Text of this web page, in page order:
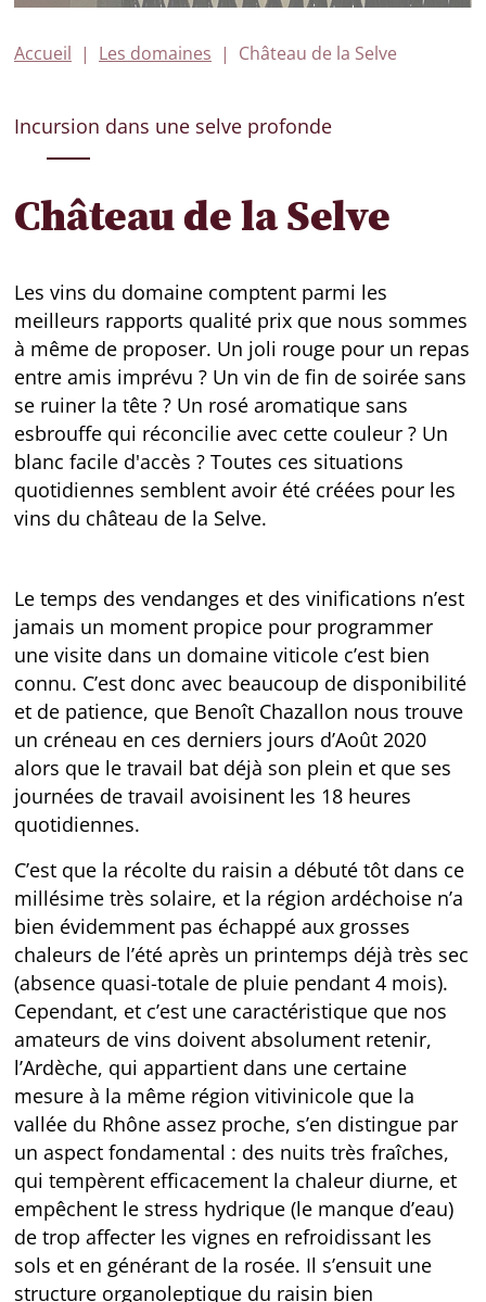
Accueil Les domaines Château de la Selve
Incursion dans une selve profonde
Château de la Selve
Les vins du domaine comptent parmi les
meilleurs rapports qualité prix que nous sommes
à même de proposer. Un joli rouge pour un repas
entre amis imprévu ? Un vin de fin de soirée sans
se ruiner la tête ? Un rosé aromatique sans
esbrouffe qui réconcilie avec cette couleur ? Un
blanc facile d'accès ? Toutes ces situations
quotidiennes semblent avoir été créées pour les
vins du château de la Selve.
Le temps des vendanges et des vinifications n’est
jamais un moment propice pour programmer
une visite dans un domaine viticole c’est bien
connu. C’est donc avec beaucoup de disponibilité
et de patience, que Benoît Chazallon nous trouve
un créneau en ces derniers jours d’Août 2020
alors que le travail bat déjà son plein et que ses
journées de travail avoisinent les 18 heures
quotidiennes.
C’est que la récolte du raisin a débuté tôt dans ce
millésime très solaire, et la région ardéchoise n’a
bien évidemment pas échappé aux grosses
chaleurs de l’été après un printemps déjà très sec
(absence quasi-totale de pluie pendant 4 mois).
Cependant, et c’est une caractéristique que nos
amateurs de vins doivent absolument retenir,
l’Ardèche, qui appartient dans une certaine
mesure à la même région vitivinicole que la
vallée du Rhône assez proche, s’en distingue par
un aspect fondamental : des nuits très fraîches,
qui tempèrent efficacement la chaleur diurne, et
empêchent le stress hydrique (le manque d’eau)
de trop affecter les vignes en refroidissant les
sols et en générant de la rosée. Il s’ensuit une
structure organoleptique du raisin bien